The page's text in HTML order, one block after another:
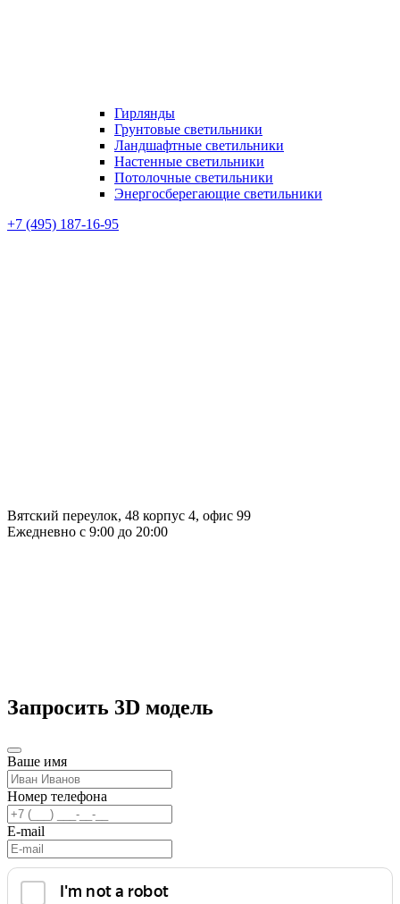
Гирлянды
Грунтовые светильники
Ландшафтные светильники
Настенные светильники
Потолочные светильники
Энергосберегающие светильники
+7 (495) 187-16-95
Вятский переулок, 48 корпус 4, офис 99
Ежедневно с 9:00 до 20:00
Запросить 3D модель
Ваше имя
Номер телефона
E-mail